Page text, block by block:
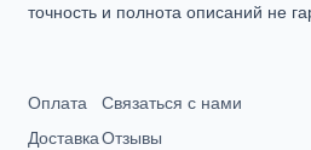
Оплата
Доставка
Связаться с нами
Отзывы
точность и полнота описаний не